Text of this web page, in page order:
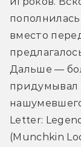
вместо
Дальше —
придумывал
Letter:
(Munchkin